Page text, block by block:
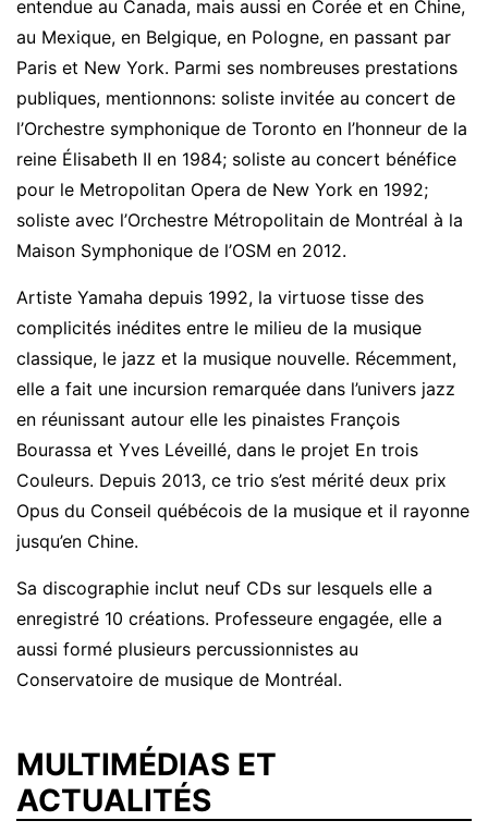
entendue au Canada, mais aussi en Corée et en Chine,
au Mexique, en Belgique, en Pologne, en passant par
Paris et New York. Parmi ses nombreuses prestations
publiques, mentionnons: soliste invitée au concert de
l’Orchestre symphonique de Toronto en l’honneur de la
reine Élisabeth II en 1984; soliste au concert bénéfice
pour le Metropolitan Opera de New York en 1992;
soliste avec l’Orchestre Métropolitain de Montréal à la
Maison Symphonique de l’OSM en 2012.
Artiste Yamaha depuis 1992, la virtuose tisse des
complicités inédites entre le milieu de la musique
classique, le jazz et la musique nouvelle. Récemment,
elle a fait une incursion remarquée dans l’univers jazz
en réunissant autour elle les pinaistes François
Bourassa et Yves Léveillé, dans le projet En trois
Couleurs. Depuis 2013, ce trio s’est mérité deux prix
Opus du Conseil québécois de la musique et il rayonne
jusqu’en Chine.
Sa discographie inclut neuf CDs sur lesquels elle a
enregistré 10 créations. Professeure engagée, elle a
aussi formé plusieurs percussionnistes au
Conservatoire de musique de Montréal.
MULTIMÉDIAS ET
ACTUALITÉS